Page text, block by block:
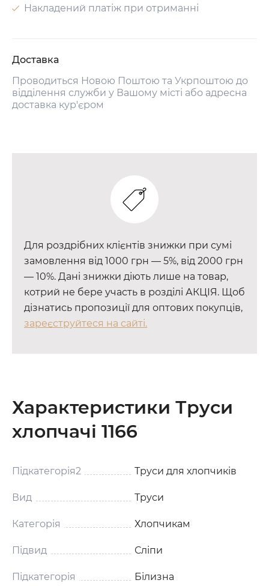
Накладений платіж при отриманні
Доставка
Проводиться Новою Поштою та Укрпоштою до
відділення служби у Вашому місті або адресна
доставка кур'єром
Для роздрібних клієнтів знижки при сумі
замовлення від 1000 грн — 5%, від 2000 грн
— 10%. Дані знижки діють лише на товар,
котрий не бере участь в розділі АКЦІЯ. Щоб
дізнатись пропозиції для оптових покупців,
зареєструйтеся на сайті.
Характеристики Труси
хлопчачі 1166
Підкатегорія2 Труси для хлопчиків
Вид Труси
Категорія Хлопчикам
Підвид Сліпи
Підкатегорія Білизна